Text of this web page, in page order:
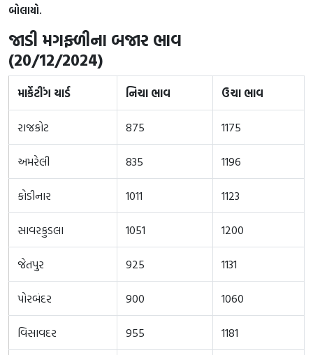
બોલાયો.
જાડી મગફ્ળીના બજાર ભાવ
(20/12/2024)
માર્કેટીંગ યાર્ડ નિચા ભાવ ઉચા ભાવ
રાજકોટ 875 1175
અમરેલી 835 1196
કોડીનાર 1011 1123
સાવરકુડલા 1051 1200
જેતપુર 925 1131
પોરબંદર 900 1060
વિસાવદર 955 1181